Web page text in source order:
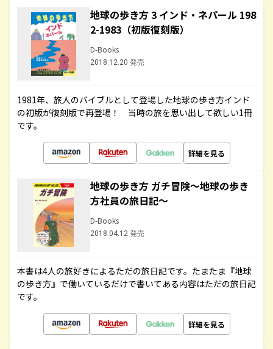
地球の歩き方 3 インド・ネパール 198
2-1983（初版復刻版）
D-Books
2018.12.20 発売
1981年、旅人のバイブルとして登場した地球の歩き方インド
の初版が復刻版で再登場！ 当時の旅を思い出して欲しい1冊
です。
詳細を見る
地球の歩き方 ガチ冒険～地球の歩き
方社員の旅日記～
D-Books
2018.04.12 発売
本書は4人の旅好きによるただの旅日記です。たまたま『地球
の歩き方』で働いているだけで書いてある内容はただの旅日記
です。
詳細を見る